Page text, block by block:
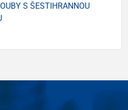
S ŠESTIHRANNOU